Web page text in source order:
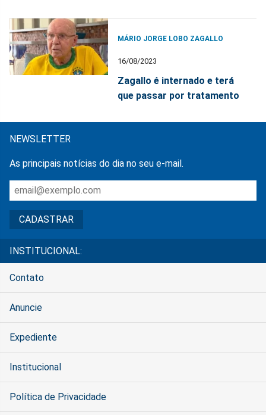
MÁRIO JORGE LOBO ZAGALLO
16/08/2023
Zagallo é internado e terá
que passar por tratamento
NEWSLETTER
As principais notícias do dia no seu e-mail.
INSTITUCIONAL:
Contato
Anuncie
Expediente
Institucional
Política de Privacidade